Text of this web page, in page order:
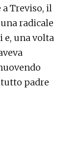
a Treviso, il
radicale
e, una volta
padre